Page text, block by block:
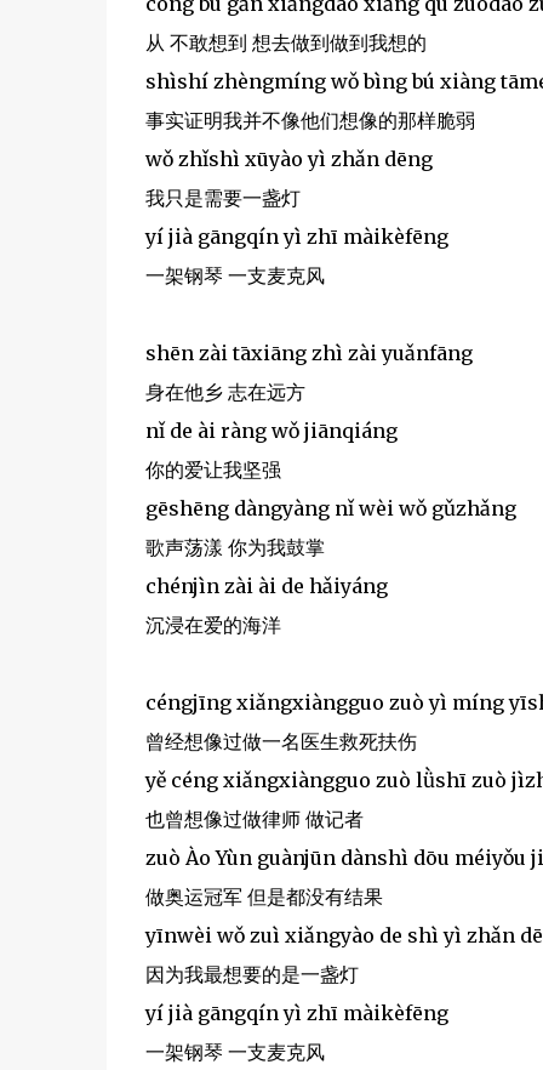
从 不敢想到 想去做到做到我想的
shìshí zhèngmíng wǒ bìng bú xiàng
事实证明我并不像他们想像的那样脆弱
wǒ zhǐshì xūyào yì zhǎn dēng
我只是需要一盏灯
yí jià gāngqín yì zhī màikèfēng
一架钢琴 一支麦克风
shēn zài tāxiāng zhì zài yuǎnfāng
身在他乡 志在远方
nǐ de ài ràng wǒ jiānqiáng
你的爱让我坚强
gēshēng dàngyàng nǐ wèi wǒ gǔzhǎng
歌声荡漾 你为我鼓掌
chénjìn zài ài de hǎiyáng
沉浸在爱的海洋
céngjīng xiǎngxiàngguo zuò yì míng
曾经想像过做一名医生救死扶伤
yě céng xiǎngxiàngguo zuò lǜshī zuò
也曾想像过做律师 做记者
zuò Ào Yùn guànjūn dànshì dōu méiyǒu
做奥运冠军 但是都没有结果
yīnwèi wǒ zuì xiǎngyào de shì yì zhǎn
因为我最想要的是一盏灯
yí jià gāngqín yì zhī màikèfēng
一架钢琴 一支麦克风